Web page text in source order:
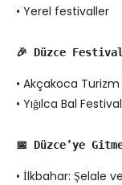
• Yerel festivaller
🎉 Düzce
• Akçakoca
• Yığılca Bal
📅 Düzce’ye
• İlkbahar: Şelale